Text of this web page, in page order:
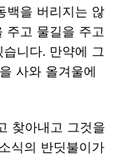
백을 버리지는 않
주고 물길을 주고
니다. 만약에 그
사와 올겨울에
찾아내고 그것을
식의 반딧불이가